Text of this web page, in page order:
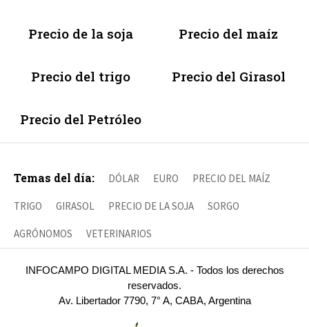
Precio de la soja Precio del maíz
Precio del trigo Precio del Girasol
Precio del Petróleo
Temas del día: DÓLAR EURO PRECIO DEL MAÍZ
TRIGO GIRASOL PRECIO DE LA SOJA SORGO
AGRÓNOMOS VETERINARIOS
INFOCAMPO DIGITAL MEDIA S.A. - Todos los derechos
reservados.
Av. Libertador 7790, 7° A, CABA, Argentina